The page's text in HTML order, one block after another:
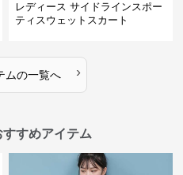
レディース サイドラインスポー
ティスウェットスカート
ムの一覧へ ›
すめアイテム